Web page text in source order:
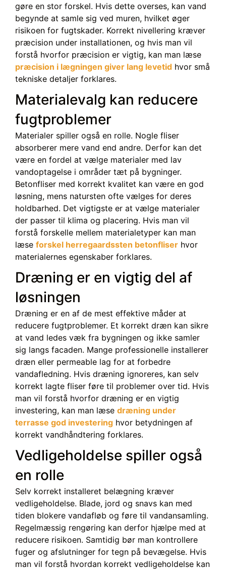
gøre en stor forskel. Hvis dette overses, kan vand
begynde at samle sig ved muren, hvilket øger
risikoen for fugtskader. Korrekt nivellering kræver
præcision under installationen, og hvis man vil
forstå hvorfor præcision er vigtig, kan man læse
præcision i lægningen giver lang levetid hvor små
tekniske detaljer forklares.
Materialevalg kan reducere
fugtproblemer
Materialer spiller også en rolle. Nogle fliser
absorberer mere vand end andre. Derfor kan det
være en fordel at vælge materialer med lav
vandoptagelse i områder tæt på bygninger.
Betonfliser med korrekt kvalitet kan være en god
løsning, mens natursten ofte vælges for deres
holdbarhed. Det vigtigste er at vælge materialer
der passer til klima og placering. Hvis man vil
forstå forskelle mellem materialetyper kan man
læse forskel herregaardssten betonfliser hvor
materialernes egenskaber forklares.
Dræning er en vigtig del af
løsningen
Dræning er en af de mest effektive måder at
reducere fugtproblemer. Et korrekt dræn kan sikre
at vand ledes væk fra bygningen og ikke samler
sig langs facaden. Mange professionelle installerer
dræn eller permeable lag for at forbedre
vandafledning. Hvis dræning ignoreres, kan selv
korrekt lagte fliser føre til problemer over tid. Hvis
man vil forstå hvorfor dræning er en vigtig
investering, kan man læse dræning under
terrasse god investering hvor betydningen af
korrekt vandhåndtering forklares.
Vedligeholdelse spiller også
en rolle
Selv korrekt installeret belægning kræver
vedligeholdelse. Blade, jord og snavs kan med
tiden blokere vandafløb og føre til vandansamling.
Regelmæssig rengøring kan derfor hjælpe med at
reducere risikoen. Samtidig bør man kontrollere
fuger og afslutninger for tegn på bevægelse. Hvis
man vil forstå hvordan korrekt vedligeholdelse kan